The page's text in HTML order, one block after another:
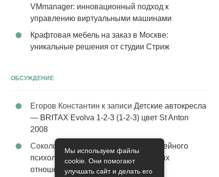
VMmanager: инновационный подход к
управлению виртуальными машинами
Крафтовая мебель на заказ в Москве:
уникальные решения от студии Стриж
ОБСУЖДЕНИЕ
Егоров Константин к записиДетские автокресла
— BRITAX Evolva 1-2-3 (1-2-3) цвет St Anton
2008
Соколова Эльза
Услуги семейного
психолога – стабильность в семейных
отношениях
Мы используем файлы
cookie. Они помогают
улучшать сайт и делать его